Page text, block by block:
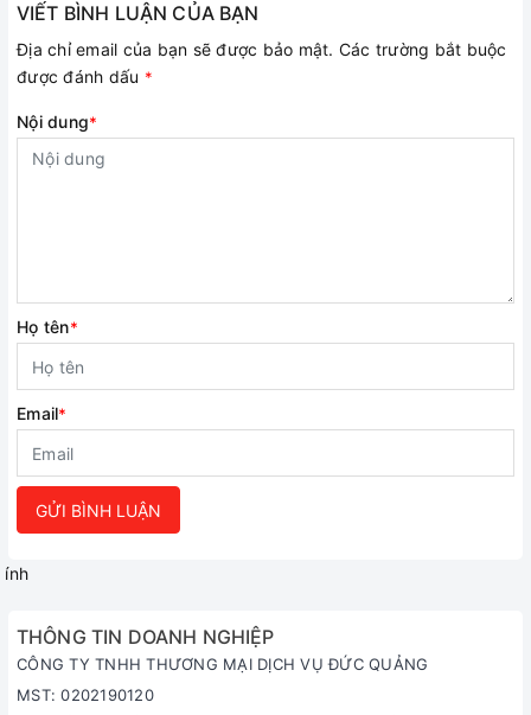
VIẾT BÌNH LUẬN CỦA BẠN
Địa chỉ email của bạn sẽ được bảo mật. Các trường bắt buộc
được đánh dấu *
Nội dung*
Họ tên*
Email*
GỬI BÌNH LUẬN
ính
THÔNG TIN DOANH NGHIỆP
CÔNG TY TNHH THƯƠNG MẠI DỊCH VỤ ĐỨC QUẢNG
MST: 0202190120